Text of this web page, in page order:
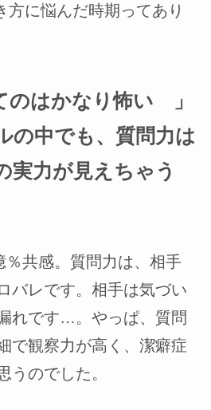
方に悩んだ時期ってあり
のはかなり怖い 」
の中でも、質問力は
実力が見えちゃう
％共感。質問力は、相手
レです。相手は気づい
れです…。やっぱ、質問
で観察力が高く、潔癖症
のでした。